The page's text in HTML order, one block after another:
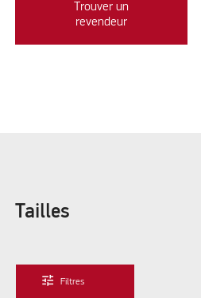
Trouver un
revendeur
Tailles
tune Filtres